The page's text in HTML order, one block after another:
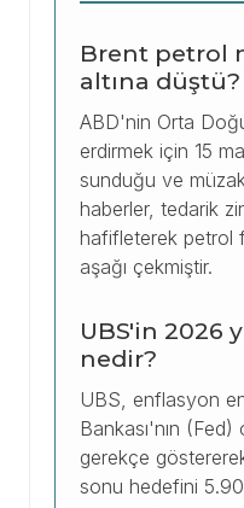
Brent petrol
altına düştü?
ABD'nin Orta
erdirmek için 15
sunduğu ve
haberler, tedarik
hafifleterek petrol
aşağı çekmiştir.
UBS'in 2026
nedir?
UBS, enflasyon
Bankası'nın (Fed)
gerekçe
sonu hedefini